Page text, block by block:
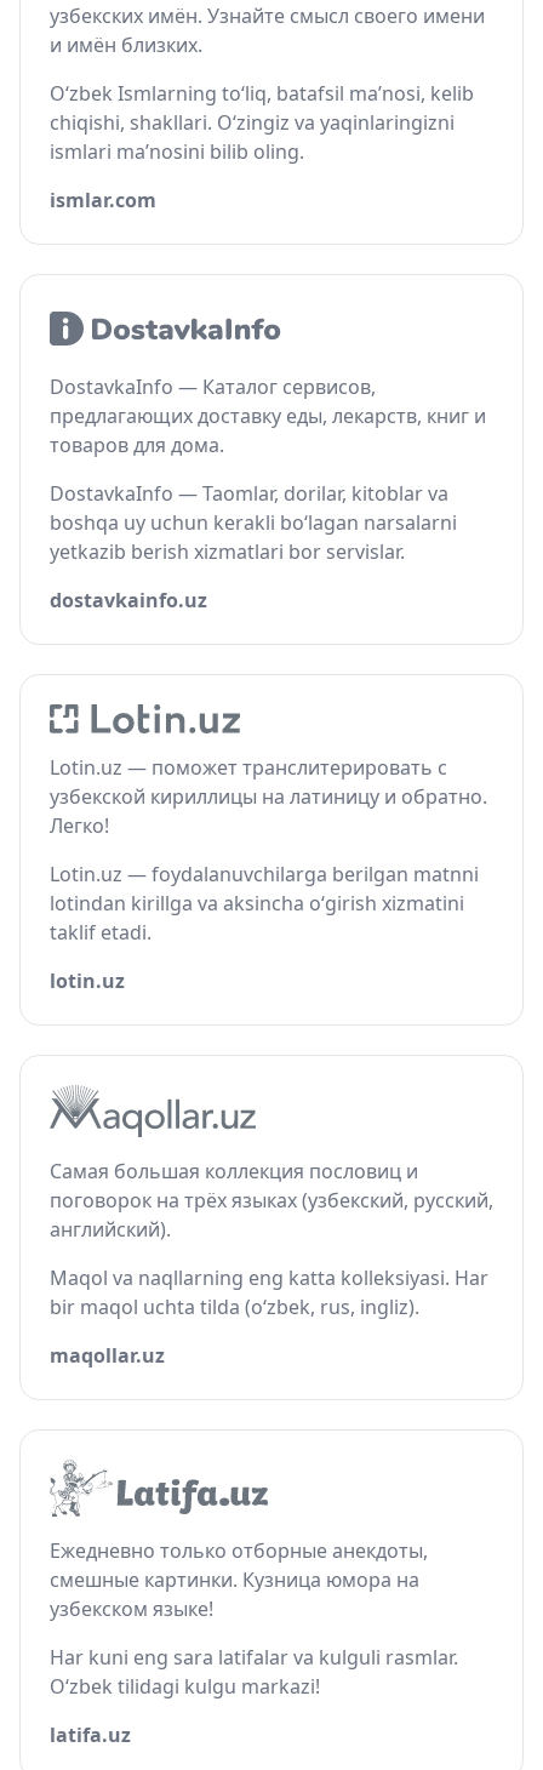
узбекских имён. Узнайте смысл своего имени
и имён близких.
O‘zbek Ismlarning to‘liq, batafsil ma’nosi, kelib
chiqishi, shakllari. O‘zingiz va yaqinlaringizni
ismlari ma’nosini bilib oling.
ismlar.com
DostavkaInfo — Каталог сервисов,
предлагающих доставку еды, лекарств, книг и
товаров для дома.
DostavkaInfo — Taomlar, dorilar, kitoblar va
boshqa uy uchun kerakli bo‘lagan narsalarni
yetkazib berish xizmatlari bor servislar.
dostavkainfo.uz
Lotin.uz — поможет транслитерировать с
узбекской кириллицы на латиницу и обратно.
Легко!
Lotin.uz — foydalanuvchilarga berilgan matnni
lotindan kirillga va aksincha o‘girish xizmatini
taklif etadi.
lotin.uz
Самая большая коллекция пословиц и
поговорок на трёх языках (узбекский, русский,
английский).
Maqol va naqllarning eng katta kolleksiyasi. Har
bir maqol uchta tilda (o‘zbek, rus, ingliz).
maqollar.uz
Ежедневно только отборные анекдоты,
смешные картинки. Кузница юмора на
узбекском языке!
Har kuni eng sara latifalar va kulguli rasmlar.
O‘zbek tilidagi kulgu markazi!
latifa.uz